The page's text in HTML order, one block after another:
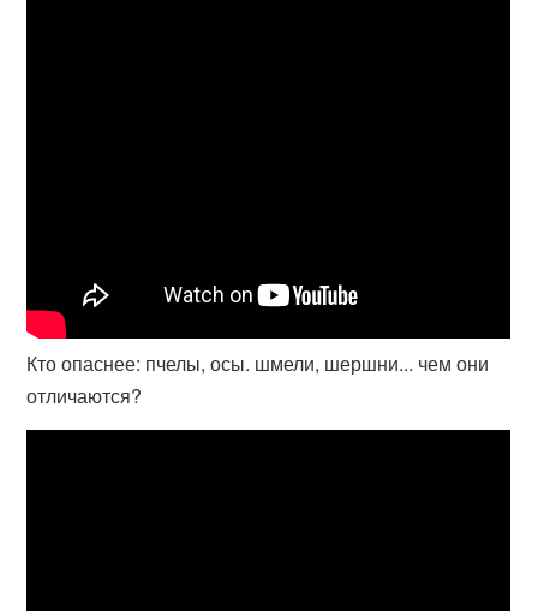
Кто опаснее: пчелы, осы. шмели, шершни... чем они
отличаются?